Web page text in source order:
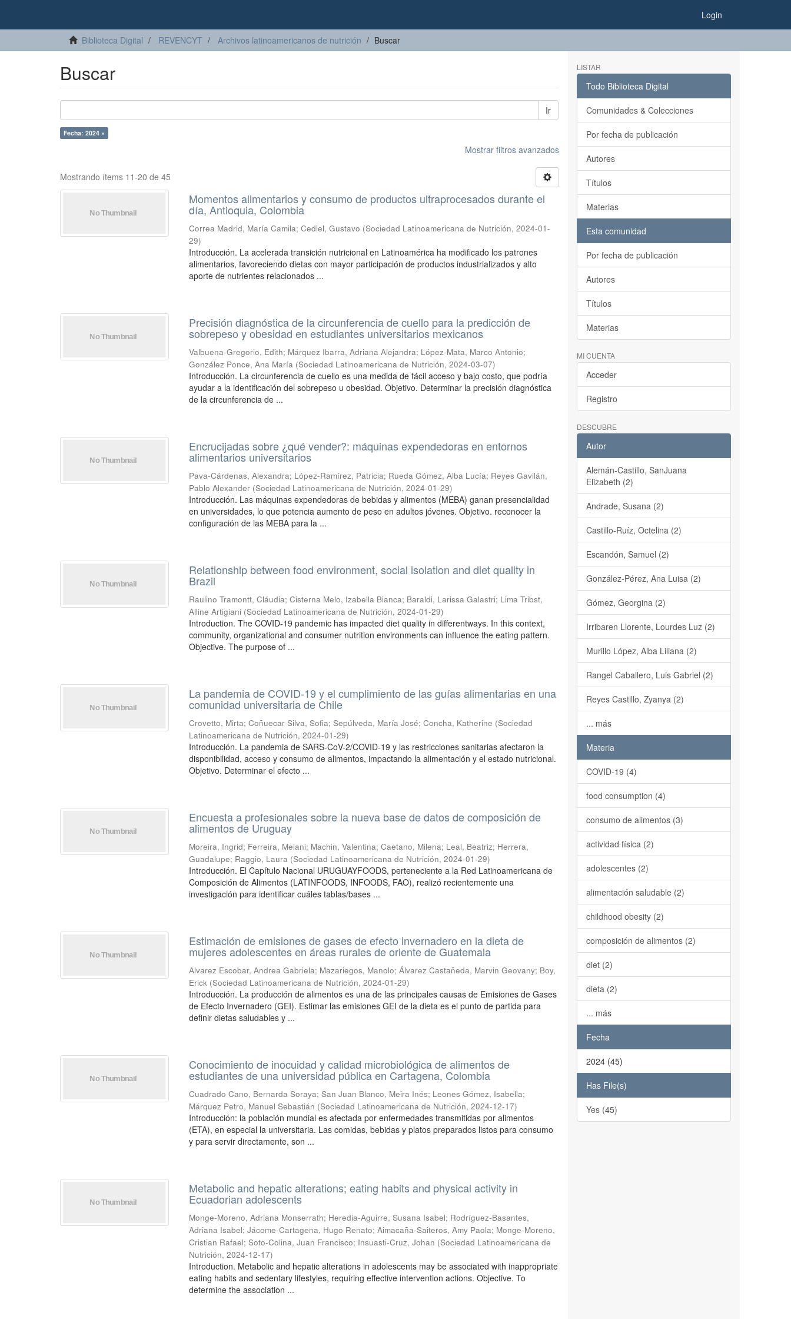
Login
Biblioteca Digital REVENCYT Archivos latinoamericanos de nutrición Buscar
Buscar
Ir
Fecha: 2024 ×
Mostrar filtros avanzados
Mostrando ítems 11-20 de 45
Momentos alimentarios y consumo de productos ultraprocesados durante el
día, Antioquia, Colombia
Correa Madrid, María Camila;Cediel, Gustavo (Sociedad Latinoamericana de Nutrición,2024-01-
29)
Introducción. La acelerada transición nutricional en Latinoamérica ha modificado los patrones
alimentarios, favoreciendo dietas con mayor participación de productos industrializados y alto
aporte de nutrientes relacionados ...
Precisión diagnóstica de la circunferencia de cuello para la predicción de
sobrepeso y obesidad en estudiantes universitarios mexicanos
Valbuena-Gregorio, Edith; Márquez Ibarra, Adriana Alejandra; López-Mata, Marco Antonio;
González Ponce, Ana María (Sociedad Latinoamericana de Nutrición,2024-03-07)
Introducción. La circunferencia de cuello es una medida de fácil acceso y bajo costo, que podría
ayudar a la identificación del sobrepeso u obesidad. Objetivo. Determinar la precisión diagnóstica
de la circunferencia de ...
Encrucijadas sobre ¿qué vender?: máquinas expendedoras en entornos
alimentarios universitarios
Pava-Cárdenas, Alexandra; López-Ramírez, Patricia; Rueda Gómez, Alba Lucía; Reyes Gavilán,
Pablo Alexander (Sociedad Latinoamericana de Nutrición,2024-01-29)
Introducción. Las máquinas expendedoras de bebidas y alimentos (MEBA) ganan presencialidad
en universidades, lo que potencia aumento de peso en adultos jóvenes. Objetivo. reconocer la
configuración de las MEBA para la ...
Relationship between food environment, social isolation and diet quality in
Brazil
Raulino Tramontt, Cláudia;Cisterna Melo, Izabella Bianca; Baraldi, Larissa Galastri; Lima Tribst,
Alline Artigiani (Sociedad Latinoamericana de Nutrición,2024-01-29)
Introduction. The COVID-19 pandemic has impacted diet quality in differentways. In this context,
community, organizational and consumer nutrition environments can influence the eating pattern.
Objective. The purpose of ...
La pandemia de COVID-19 y el cumplimiento de las guías alimentarias en una
comunidad universitaria de Chile
Crovetto, Mirta;Coñuecar Silva, Sofia;Sepúlveda, María José;Concha, Katherine (Sociedad
Latinoamericana de Nutrición,2024-01-29)
Introducción. La pandemia de SARS-CoV-2/COVID-19 y las restricciones sanitarias afectaron la
disponibilidad, acceso y consumo de alimentos, impactando la alimentación y el estado nutricional.
Objetivo. Determinar el efecto ...
Encuesta a profesionales sobre la nueva base de datos de composición de
alimentos de Uruguay
Moreira, Ingrid; Ferreira, Melani; Machin, Valentina;Caetano, Milena; Leal, Beatriz; Herrera,
Guadalupe; Raggio, Laura (Sociedad Latinoamericana de Nutrición,2024-01-29)
Introducción. El Capítulo Nacional URUGUAYFOODS, perteneciente a la Red Latinoamericana de
Composición de Alimentos (LATINFOODS, INFOODS, FAO), realizó recientemente una
investigación para identificar cuáles tablas/bases ...
Estimación de emisiones de gases de efecto invernadero en la dieta de
mujeres adolescentes en áreas rurales de oriente de Guatemala
Alvarez Escobar, Andrea Gabriela; Mazariegos, Manolo;Álvarez Castañeda, Marvin Geovany; Boy,
Erick (Sociedad Latinoamericana de Nutrición,2024-01-29)
Introducción. La producción de alimentos es una de las principales causas de Emisiones de Gases
de Efecto Invernadero (GEI). Estimar las emisiones GEI de la dieta es el punto de partida para
definir dietas saludables y ...
Conocimiento de inocuidad y calidad microbiológica de alimentos de
estudiantes de una universidad pública en Cartagena, Colombia
Cuadrado Cano, Bernarda Soraya;San Juan Blanco, Meira Inés; Leones Gómez, Isabella;
Márquez Petro, Manuel Sebastián (Sociedad Latinoamericana de Nutrición,2024-12-17)
Introducción: la población mundial es afectada por enfermedades transmitidas por alimentos
(ETA), en especial la universitaria. Las comidas, bebidas y platos preparados listos para consumo
y para servir directamente, son ...
Metabolic and hepatic alterations; eating habits and physical activity in
Ecuadorian adolescents
Monge-Moreno, Adriana Monserrath; Heredia-Aguirre, Susana Isabel; Rodríguez-Basantes,
Adriana Isabel;Jácome-Cartagena, Hugo Renato;Aimacaña-Saiteros, Amy Paola; Monge-Moreno,
Cristian Rafael;Soto-Colina, Juan Francisco; Insuasti-Cruz, Johan (Sociedad Latinoamericana de
Nutrición,2024-12-17)
Introduction. Metabolic and hepatic alterations in adolescents may be associated with inappropriate
eating habits and sedentary lifestyles, requiring effective intervention actions. Objective. To
determine the association ...
LISTAR
Todo Biblioteca Digital
Comunidades & Colecciones
Por fecha de publicación
Autores
Títulos
Materias
Esta comunidad
Por fecha de publicación
Autores
Títulos
Materias
MI CUENTA
Acceder
Registro
DESCUBRE
Autor
Alemán-Castillo, SanJuana
Elizabeth (2)
Andrade, Susana (2)
Castillo-Ruíz, Octelina (2)
Escandón, Samuel (2)
González-Pérez, Ana Luisa (2)
Gómez, Georgina (2)
Irribaren Llorente, Lourdes Luz (2)
Murillo López, Alba Liliana (2)
Rangel Caballero, Luis Gabriel (2)
Reyes Castillo, Zyanya (2)
... más
Materia
COVID-19 (4)
food consumption (4)
consumo de alimentos (3)
actividad física (2)
adolescentes (2)
alimentación saludable (2)
childhood obesity (2)
composición de alimentos (2)
diet (2)
dieta (2)
... más
Fecha
2024 (45)
Has File(s)
Yes (45)